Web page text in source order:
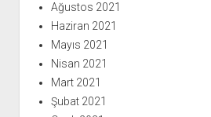
Ağustos 2021
Haziran 2021
Mayıs 2021
Nisan 2021
Mart 2021
Şubat 2021